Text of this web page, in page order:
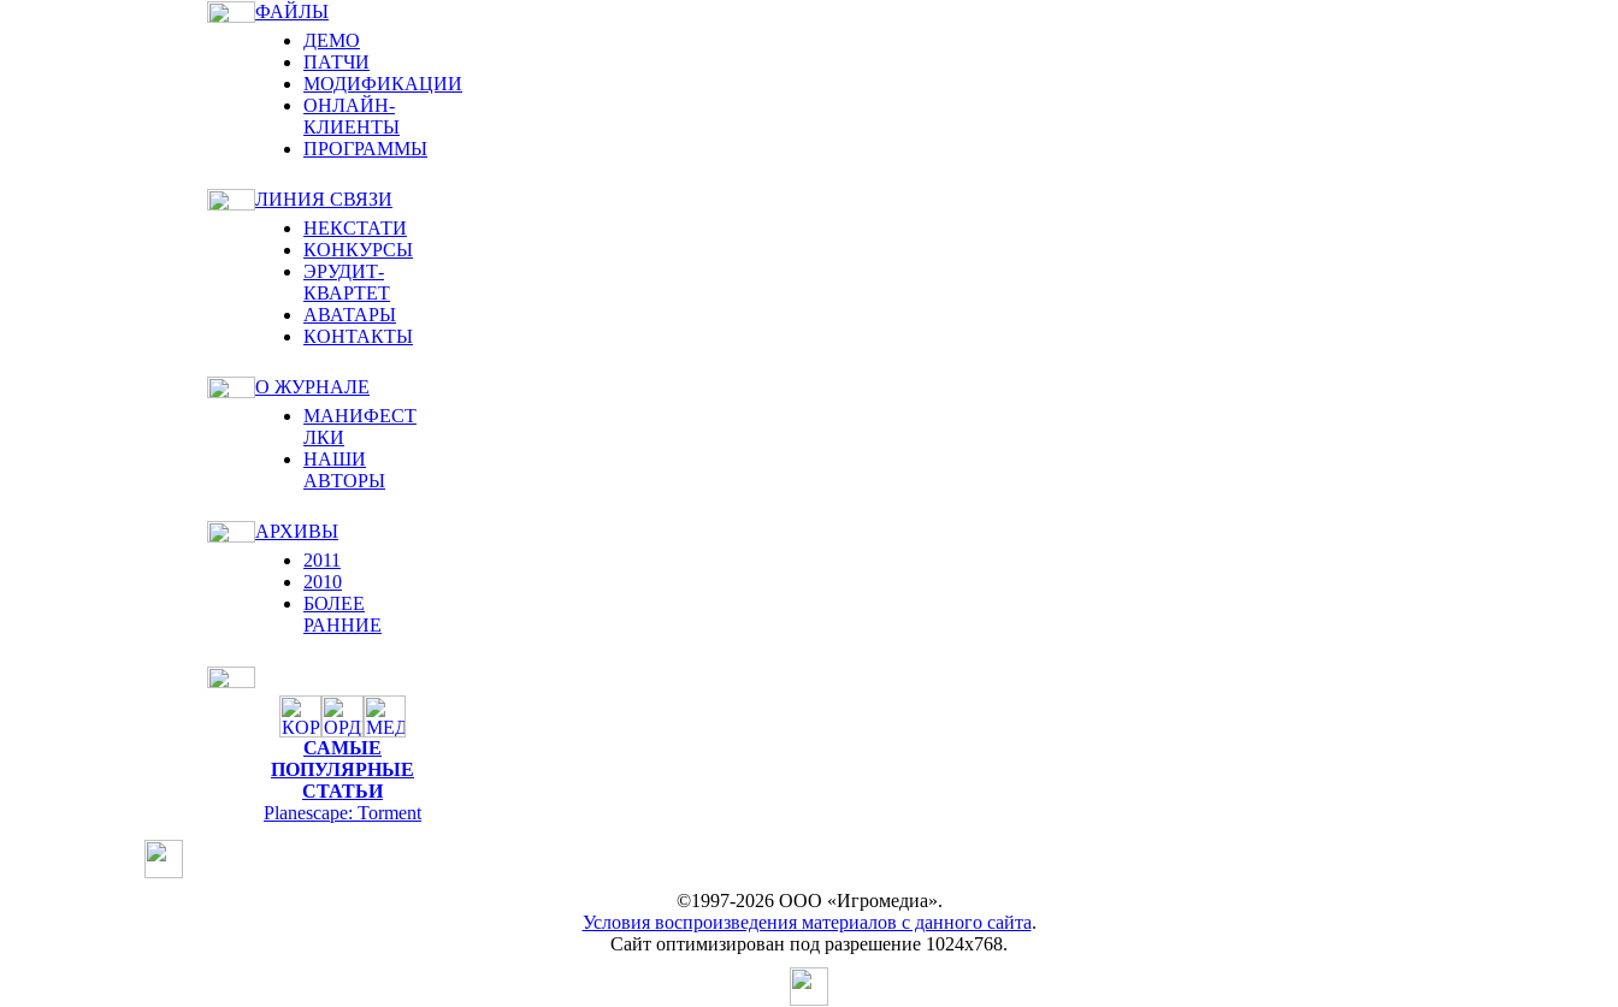
ФАЙЛЫ
ДЕМО
ПАТЧИ
МОДИФИКАЦИИ
ОНЛАЙН-
КЛИЕНТЫ
ПРОГРАММЫ
ЛИНИЯ СВЯЗИ
НЕКСТАТИ
КОНКУРСЫ
ЭРУДИТ-
КВАРТЕТ
АВАТАРЫ
КОНТАКТЫ
О ЖУРНАЛЕ
МАНИФЕСТ
ЛКИ
НАШИ
АВТОРЫ
АРХИВЫ
2011
2010
БОЛЕЕ
РАННИЕ
САМЫЕ
ПОПУЛЯРНЫЕ
СТАТЬИ
Planescape: Torment
©1997-2026 ООО «Игромедиа».
Условия воспроизведения материалов с данного сайта.
Сайт оптимизирован под разрешение 1024х768.